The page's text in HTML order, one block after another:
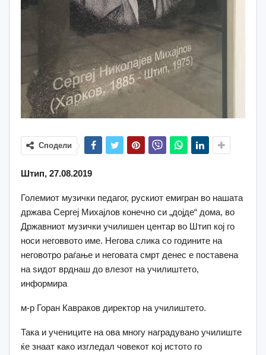
Сподели
Штип, 27.08.2019
Големиот музички педагог, рускиот емигран во нашата
држава Сергеј Михајлов конечно си „дојде“ дома, во
Државниот музички училишен центар во Штип кој го
носи неговвото име. Негова слика со годините на
неговотро раѓање и неговата смрт денес е поставена
на ѕидот врднаш до влезот на училиштето,
информира
м-р Горан Кавраков директор на училиштето.
Така и учениците на ова многу наградувано училиште
ќе знаат како изгледал човекот кој истото го